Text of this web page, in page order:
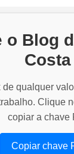
o Blog
Costa
de qualquer
Clique
copiar a chave
Copiar chave